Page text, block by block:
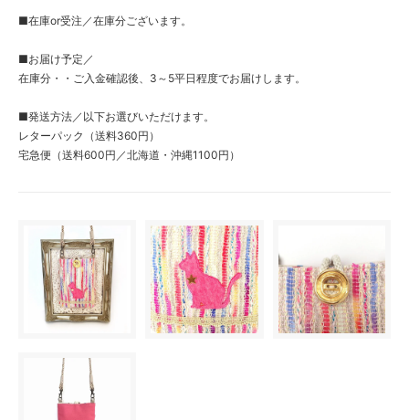
■在庫or受注／在庫分ございます。
■お届け予定／
在庫分・・ご入金確認後、3～5平日程度でお届けします。
■発送方法／以下お選びいただけます。
レターパック（送料360円）
宅急便（送料600円／北海道・沖縄1100円）